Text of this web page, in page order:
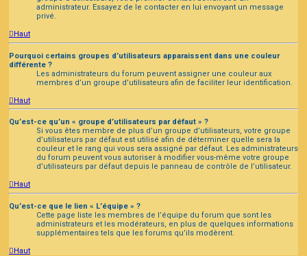
administrateur. Essayez de le contacter en lui envoyant un message
privé.
Haut
Pourquoi certains groupes d’utilisateurs apparaissent dans une couleur
différente ?
Les administrateurs du forum peuvent assigner une couleur aux
membres d’un groupe d’utilisateurs afin de faciliter leur identification.
Haut
Qu’est-ce qu’un « groupe d’utilisateurs par défaut » ?
Si vous êtes membre de plus d’un groupe d’utilisateurs, votre groupe
d’utilisateurs par défaut est utilisé afin de déterminer quelle sera la
couleur et le rang qui vous sera assigné par défaut. Les administrateurs
du forum peuvent vous autoriser à modifier vous-même votre groupe
d’utilisateurs par défaut depuis le panneau de contrôle de l’utilisateur.
Haut
Qu’est-ce que le lien « L’équipe » ?
Cette page liste les membres de l’équipe du forum que sont les
administrateurs et les modérateurs, en plus de quelques informations
supplémentaires tels que les forums qu’ils modèrent.
Haut